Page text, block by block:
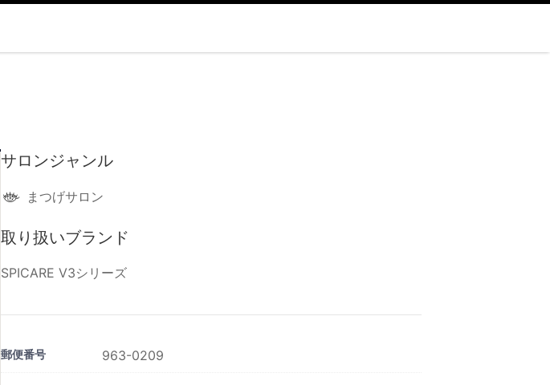
サロンジャンル
まつげサロン
取り扱いブランド
SPICARE V3シリーズ
郵便番号 963-0209